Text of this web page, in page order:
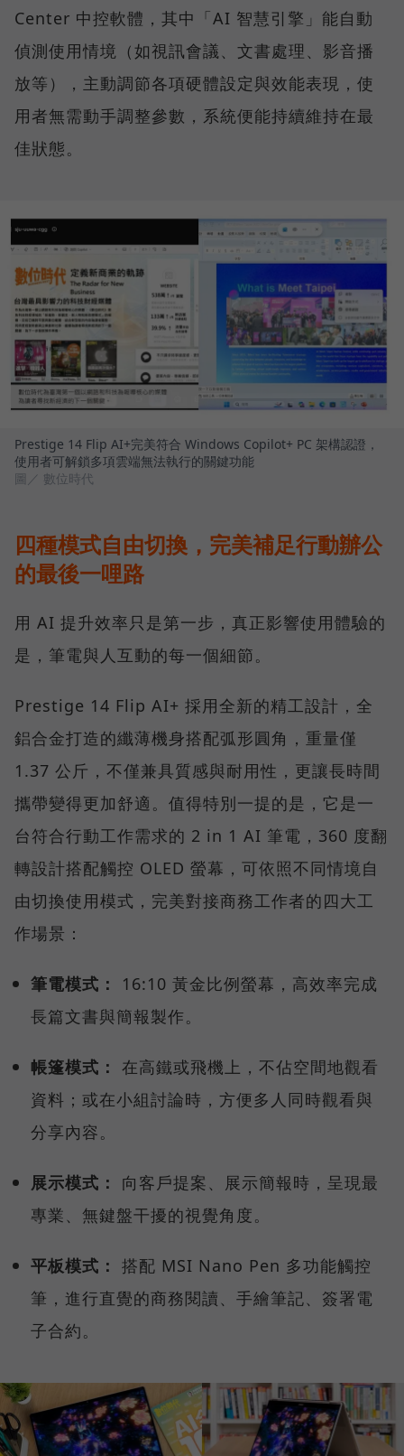
Center 中控軟體，其中「AI 智慧引擎」能自動
偵測使用情境（如視訊會議、文書處理、影音播
放等），主動調節各項硬體設定與效能表現，使
用者無需動手調整參數，系統便能持續維持在最
佳狀態。
Prestige 14 Flip AI+完美符合 Windows Copilot+ PC 架構認證，
使用者可解鎖多項雲端無法執行的關鍵功能
圖／ 數位時代
四種模式自由切換，完美補足行動辦公
的最後一哩路
用 AI 提升效率只是第一步，真正影響使用體驗的
是，筆電與人互動的每一個細節。
Prestige 14 Flip AI+ 採用全新的精工設計，全
鋁合金打造的纖薄機身搭配弧形圓角，重量僅
1.37 公斤，不僅兼具質感與耐用性，更讓長時間
攜帶變得更加舒適。值得特別一提的是，它是一
台符合行動工作需求的 2 in 1 AI 筆電，360 度翻
轉設計搭配觸控 OLED 螢幕，可依照不同情境自
由切換使用模式，完美對接商務工作者的四大工
作場景：
筆電模式：
16:10 黃金比例螢幕，高效率完成
長篇文書與簡報製作。
帳篷模式： 在高鐵或飛機上，不佔空間地觀看
資料；或在小組討論時，方便多人同時觀看與
分享內容。
展示模式：
向客戶提案、展示簡報時，呈現最
專業、無鍵盤干擾的視覺角度。
平板模式： 搭配 MSI Nano Pen 多功能觸控
筆，進行直覺的商務閱讀、手繪筆記、簽署電
子合約。